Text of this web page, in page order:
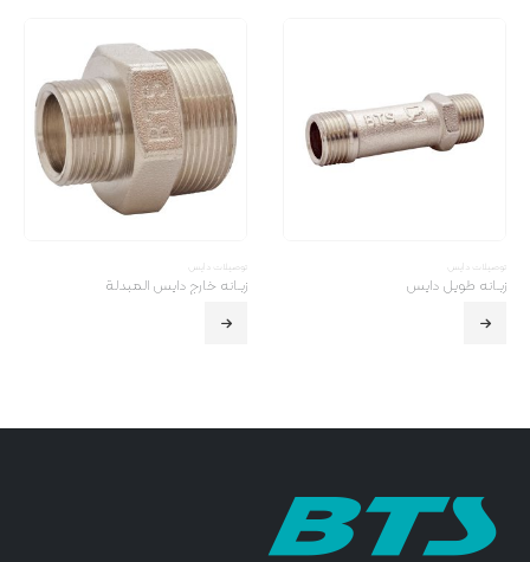
توصیلات دایس
زبـانه طویل دایس
توصیلات دایس
زبـانه خارج دایس المبدلة